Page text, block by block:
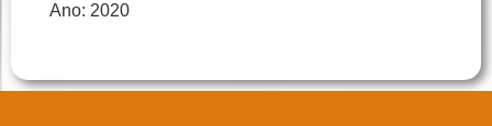
Ano: 2020